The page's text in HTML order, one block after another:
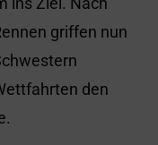
griffen nun
den